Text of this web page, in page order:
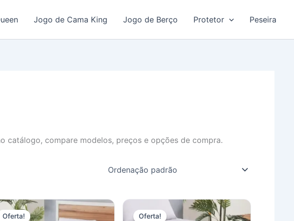
Jogo de Cama King Jogo de Berço Protetor Peseira
catálogo, compare modelos, preços e opções de compra.
Oferta! Oferta!